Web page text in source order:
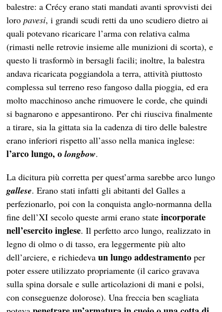
balestre: a Crécy erano stati mandati avanti sprovvisti dei
loropavesi, i grandi scudi retti da uno scudiero dietro ai
quali potevano ricaricare l’arma con relativa calma
(rimasti nelle retrovie insieme alle munizioni di scorta), e
questo li trasformò in bersagli facili; inoltre, la balestra
andava ricaricata poggiandola a terra, attività piuttosto
complessa sul terreno reso fangoso dalla pioggia, ed era
molto macchinoso anche rimuovere le corde, che quindi
si bagnarono e appesantirono. Per chi riusciva finalmente
a tirare, sia la gittata sia la cadenza di tiro delle balestre
erano inferiori rispetto all’asso nella manica inglese:
l’arco lungo, olongbow.
La dicitura più corretta per quest’arma sarebbe arco lungo
gallese. Erano stati infatti gli abitanti del Galles a
perfezionarlo, poi con la conquista anglo-normanna della
fine dell’XI secolo queste armi erano stateincorporate
nell’esercito inglese. Il perfetto arco lungo, realizzato in
legno di olmo o di tasso, era leggermente più alto
dell’arciere, e richiedevaun lungo addestramento per
poter essere utilizzato propriamente (il carico gravava
sulla spina dorsale e sulle articolazioni di mani e polsi,
con conseguenze dolorose). Una freccia ben scagliata